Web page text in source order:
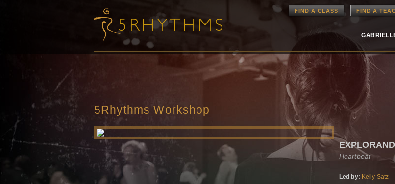
FIND A CLASS FIND A
5Rhythms Workshop
Heartbeat
Led by: Kelly Satz